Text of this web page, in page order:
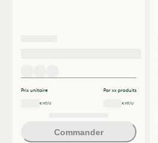
Prix unitaire
€ HT/U
Par xx produits
€ HT/U
Commander